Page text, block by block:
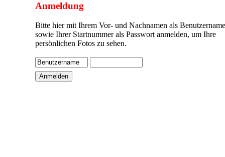
Anmeldung
Bitte hier mit Ihrem Vor- und Nachnamen als
sowie Ihrer Startnummer als Passwort anmelden, um Ihre
persönlichen Fotos zu sehen.